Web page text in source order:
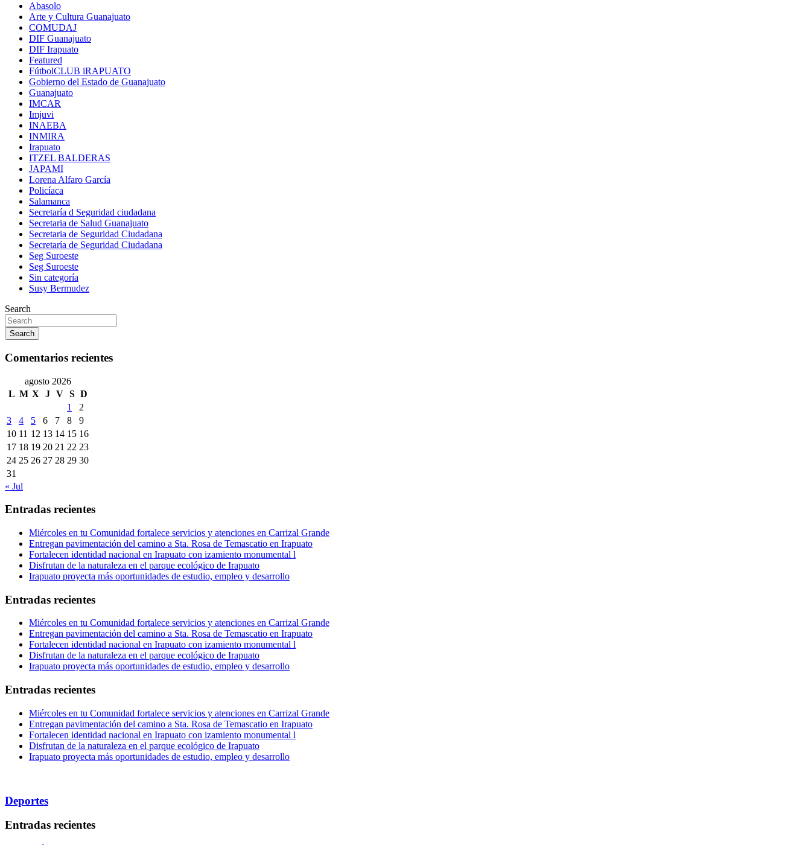
Abasolo
Arte y Cultura Guanajuato
COMUDAJ
DIF Guanajuato
DIF Irapuato
Featured
FútbolCLUB iRAPUATO
Gobierno del Estado de Guanajuato
Guanajuato
IMCAR
Imjuvi
INAEBA
INMIRA
Irapuato
ITZEL BALDERAS
JAPAMI
Lorena Alfaro García
Policíaca
Salamanca
Secretaría d Seguridad ciudadana
Secretaria de Salud Guanajuato
Secretaria de Seguridad Ciudadana
Secretaría de Seguridad Ciudadana
Seg Suroeste
Seg Suroeste
Sin categoría
Susy Bermudez
Search
Search
Comentarios recientes
agosto 2026
L M X J V S D
1
2
3
4 5 6 7 8
9
10 11 12 13 14 15 16
17 18 19 20 21 22 23
24 25 26 27 28 29 30
31
« Jul
Entradas recientes
Miércoles en tu Comunidad fortalece servicios y atenciones en Carrizal Grande
Entregan pavimentación del camino a Sta. Rosa de Temascatio en Irapuato
Fortalecen identidad nacional en Irapuato con izamiento monumental l
Disfrutan de la naturaleza en el parque ecológico de Irapuato
Irapuato proyecta más oportunidades de estudio, empleo y desarrollo
Entradas recientes
Miércoles en tu Comunidad fortalece servicios y atenciones en Carrizal Grande
Entregan pavimentación del camino a Sta. Rosa de Temascatio en Irapuato
Fortalecen identidad nacional en Irapuato con izamiento monumental l
Disfrutan de la naturaleza en el parque ecológico de Irapuato
Irapuato proyecta más oportunidades de estudio, empleo y desarrollo
Entradas recientes
Miércoles en tu Comunidad fortalece servicios y atenciones en Carrizal Grande
Entregan pavimentación del camino a Sta. Rosa de Temascatio en Irapuato
Fortalecen identidad nacional en Irapuato con izamiento monumental l
Disfrutan de la naturaleza en el parque ecológico de Irapuato
Irapuato proyecta más oportunidades de estudio, empleo y desarrollo
Deportes
Entradas recientes